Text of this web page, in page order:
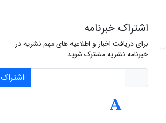
اشتراک خبرنامه
برای دریافت اخبار و اطلاعیه های مهم نشریه در
خبرنامه نشریه مشترک شوید.
اشتراک